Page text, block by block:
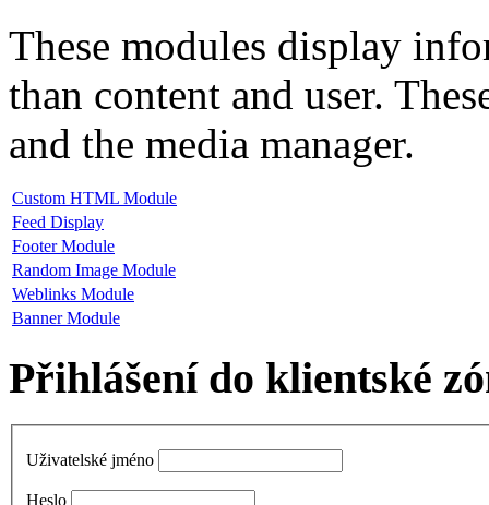
These modules display
than content and user.
and the media manager.
Custom HTML Module
Feed Display
Footer Module
Random Image Module
Weblinks Module
Banner Module
Přihlášení do klientské
Uživatelské jméno
Heslo